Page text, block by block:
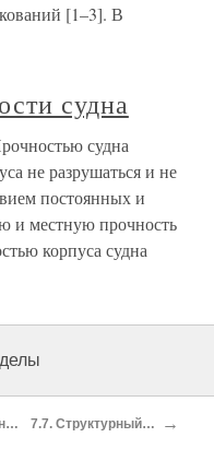
[1–3]. В
судна
судна
не разрушаться и не
постоянных и
и местную прочность
корпуса судна
7.5. Феноменологическое определение семантики 7.7. Структурный подход →